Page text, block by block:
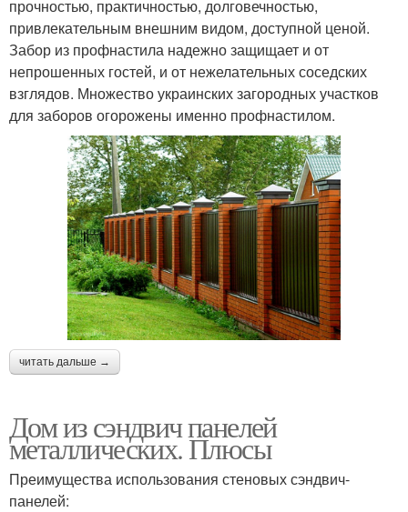
прочностью, практичностью, долговечностью,
привлекательным внешним видом, доступной ценой.
Забор из профнастила надежно защищает и от
непрошенных гостей, и от нежелательных соседских
взглядов. Множество украинских загородных участков
для заборов огорожены именно профнастилом.
читать дальше →
Дом из сэндвич панелей
металлических. Плюсы
Преимущества использования стеновых сэндвич-
панелей: